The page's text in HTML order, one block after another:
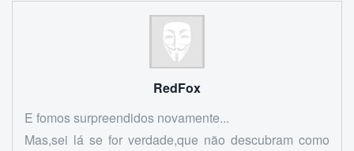
RedFox
E fomos surpreendidos novamente...
Mas,sei lá se for verdade,que não descubram como